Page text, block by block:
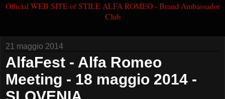
Official WEB SITE of STILE ALFA ROMEO - Brand Ambassador
Club
21 maggio 2014
AlfaFest - Alfa Romeo
Meeting - 18 maggio 2014 -